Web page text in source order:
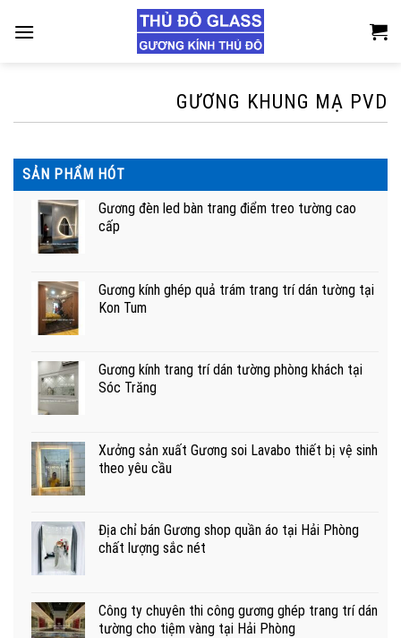
GƯƠNG KHUNG MẠ PVD
SẢN PHẨM HÓT
Gương đèn led bàn trang điểm treo tường cao
cấp
Gương kính ghép quả trám trang trí dán tường tại
Kon Tum
Gương kính trang trí dán tường phòng khách tại
Sóc Trăng
Xưởng sản xuất Gương soi Lavabo thiết bị vệ sinh
theo yêu cầu
Địa chỉ bán Gương shop quần áo tại Hải Phòng
chất lượng sắc nét
Công ty chuyên thi công gương ghép trang trí dán
tường cho tiệm vàng tại Hải Phòng